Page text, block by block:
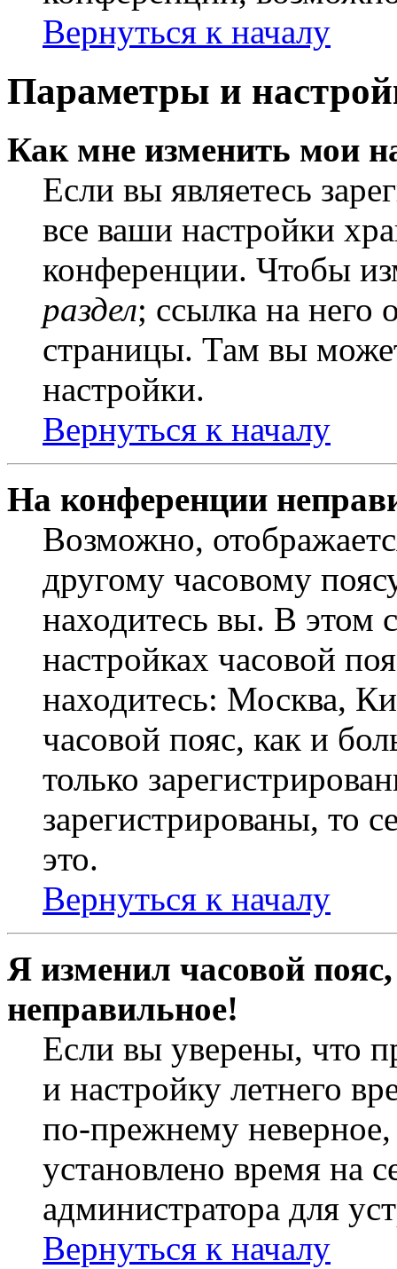
Вернуться к началу
Параметры и
Как мне изменить мои
Если вы являетесь
все ваши настройки
конференции. Чтобы
раздел; ссылка на него
страницы. Там вы
настройки.
Вернуться к началу
На конференции
Возможно,
другому часовому
находитесь вы. В этом
настройках часовой
находитесь: Москва,
часовой пояс, как и
только
зарегистрированы, то
это.
Вернуться к началу
Я изменил часовой
неправильное!
Если вы уверены, что
и настройку летнего
по-прежнему неверное,
установлено время на
администратора для
Вернуться к началу